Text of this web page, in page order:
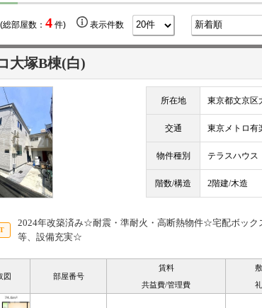
総部屋数： 4 件) 表示件数
大塚B棟(白)
所在地 東京都文京区
交通 東京メトロ
物件種別 テラスハウス
階数/構造 2階建/木造
2024年改築済み☆耐震・準耐火・高断熱物件☆宅配ボック
等、設備充実☆
図 部屋番号
賃料
共益費/管理費